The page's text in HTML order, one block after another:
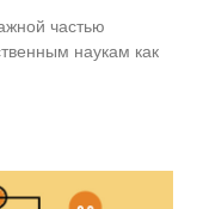
частью
наукам как